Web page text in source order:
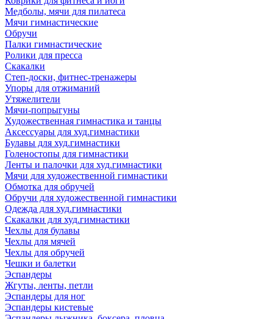
Медболы, мячи для пилатеса
Мячи гимнастические
Обручи
Палки гимнастические
Ролики для пресса
Скакалки
Степ-доски, фитнес-тренажеры
Упоры для отжиманий
Утяжелители
Мячи-попрыгуны
Художественная гимнастика и танцы
Аксессуары для худ.гимнастики
Булавы для худ.гимнастики
Голеностопы для гимнастики
Ленты и палочки для худ.гимнастики
Мячи для художественной гимнастики
Обмотка для обручей
Обручи для художественной гимнастики
Одежда для худ.гимнастики
Скакалки для худ.гимнастики
Чехлы для булавы
Чехлы для мячей
Чехлы для обручей
Чешки и балетки
Эспандеры
Жгуты, ленты, петли
Эспандеры для ног
Эспандеры кистевые